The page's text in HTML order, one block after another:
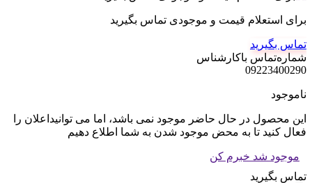
برای استعلام قیمت و موجودی تماس بگیرید
تماس بگیرید
شماره‌تماس‌ با‌کارشناس
09223400290
ناموجود
این محصول در حال حاضر موجود نمی باشد، اما می توانیداعلان را
فعال کنید تا به محض موجود شدن به شما اطلاع دهیم
موجود شد خبرم کن
تماس بگیرید